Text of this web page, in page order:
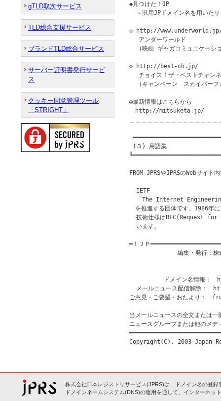
◆見つけた！JP　　　　　　
～汎用JPドメイン名を用いた
◇ http://
アンダーワールド
（映画 ギャガコミュニケーシ
◇ http://best-ch.jp/
チョイス！ザ・ベストチャン
（キャンペーン　スカイパー
◎最新情報はこちらから
http://mitsuketa.jp/
(３) 用語集
FROM JPRSやJPRSのWebサイ
  IETF
「The Internet
を推進する団体です。1986年
技術仕様はRFC(Request for
  います。
━！ＪＰ
編集・発行：
ドメイン名情報：
メールニュース配信解除：
ご意見・ご要望・おたより：　
当メールニュースの全文または
ニュースグループまたは他のメ
gTLD取次サービス
TLD総合支援サービス
ブランドTLD総合サービス
サーバー証明書発行サービ
ス
クッキー同意管理ツール
「STRIGHT」
株式会社日本レジストリサービス(JPRS)は、ドメイン名の登録
ドメインネームシステム(DNS)の運用を通して、インターネッ